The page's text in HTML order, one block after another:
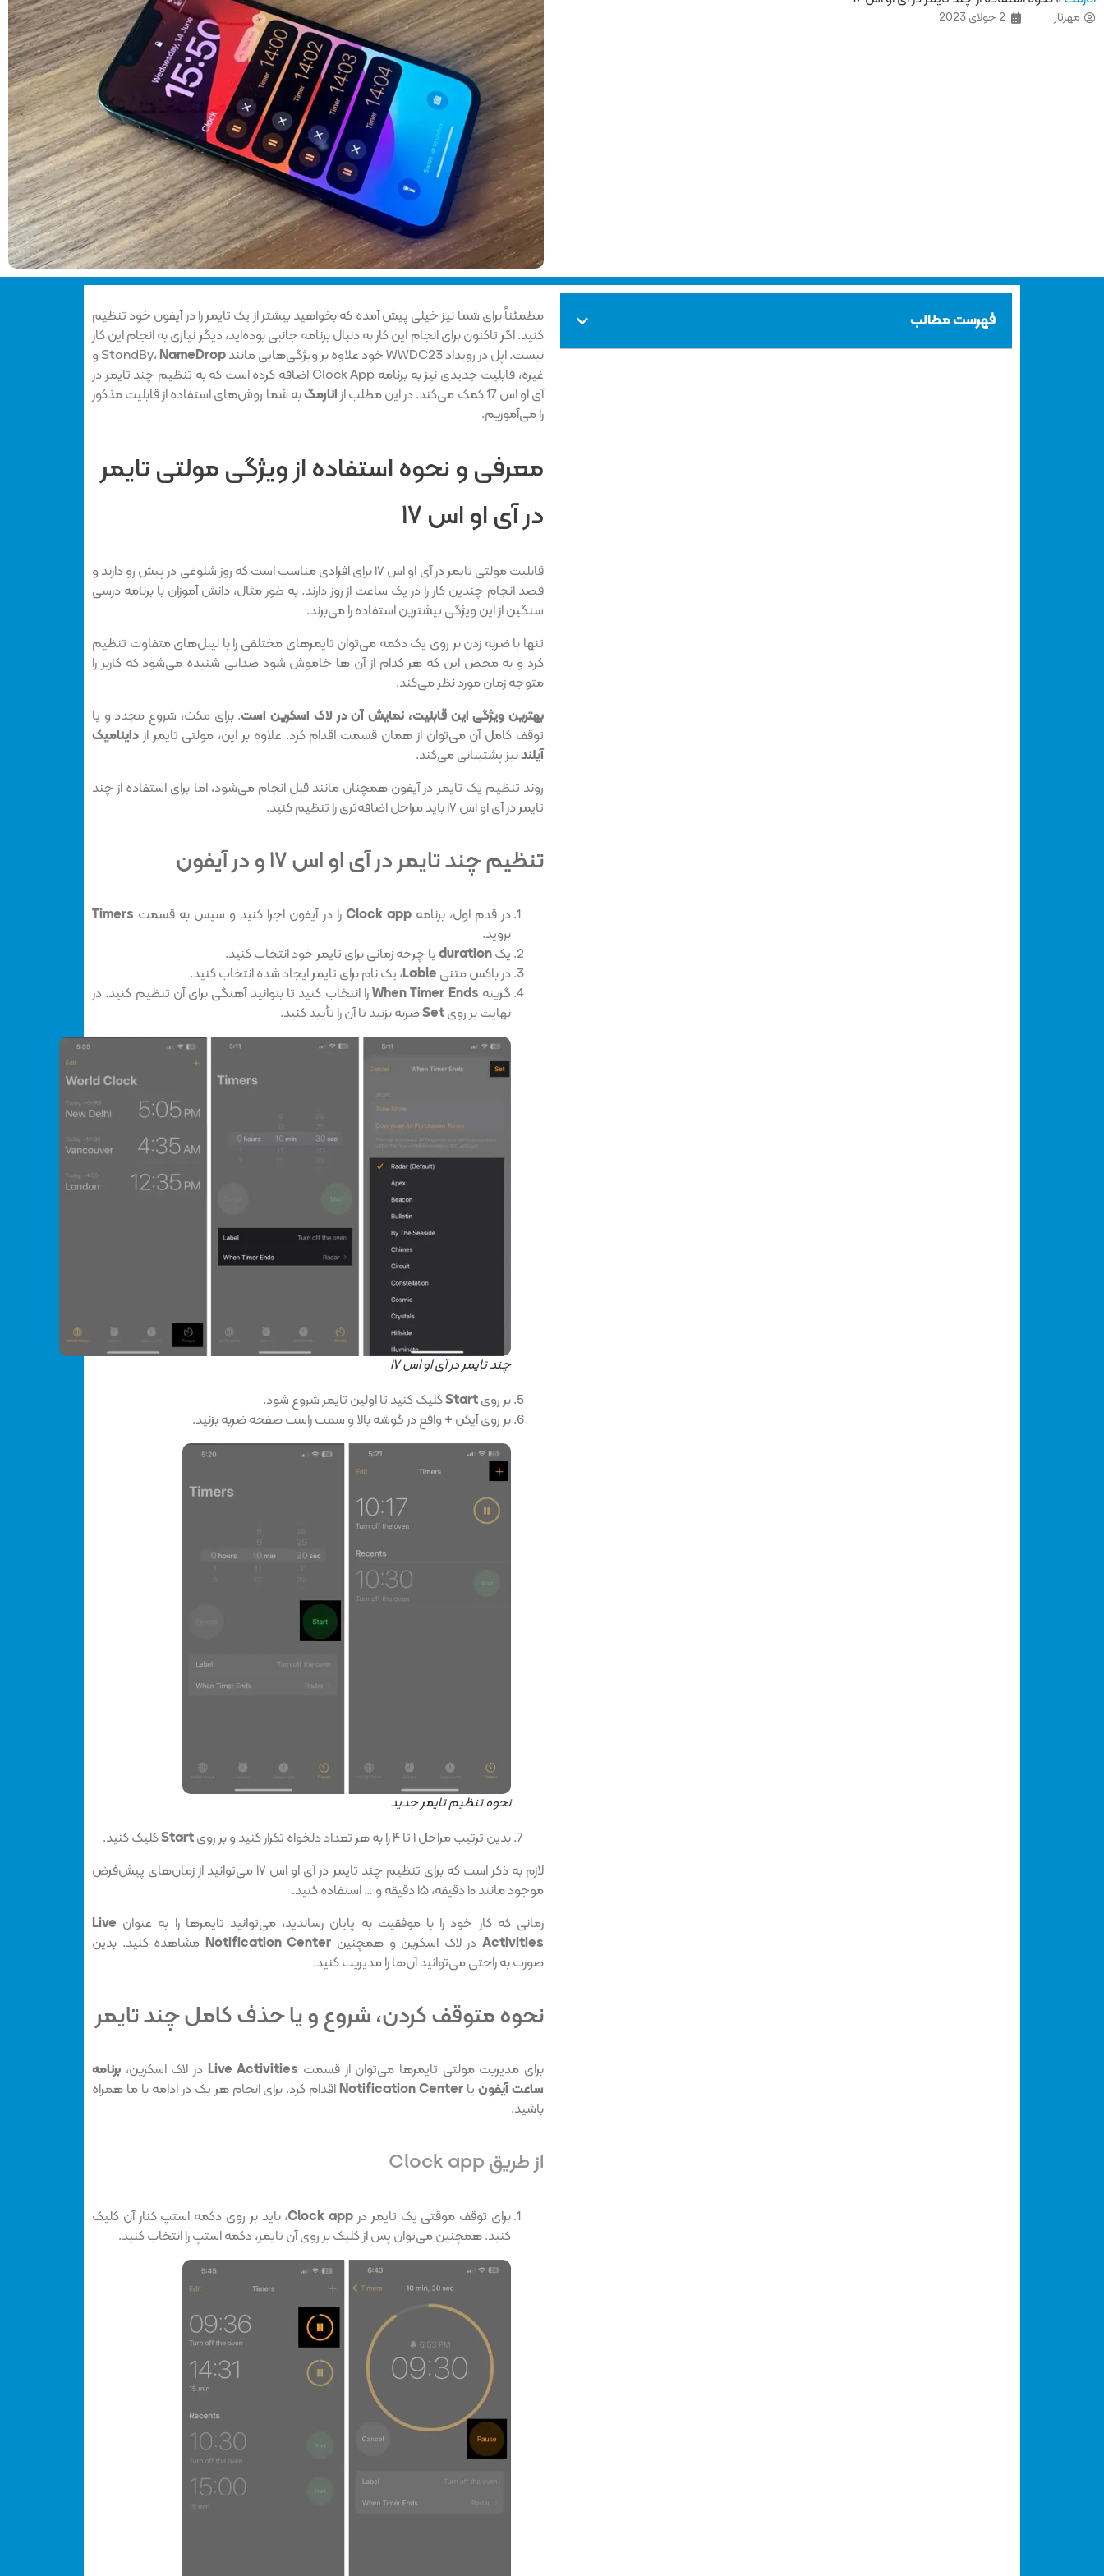
مهرناز 2 جولای 2023
فهرست مطالب
مطمئناً برای شما نیز خیلی پیش آمده که بخواهید بیشتر از یک تایمر را در آیفون خود تنظیم
کنید. اگر تاکنون برای انجام این کار به دنبال برنامه جانبی بوده‌اید، دیگر نیازی به انجام این کار
نیست. اپل در رویداد WWDC23 خود علاوه بر ویژگی‌هایی مانند StandBy،
NameDrop
و
غیره، قابلیت جدیدی نیز به برنامه Clock App اضافه کرده است که به تنظیم چند تایمر در
آی او اس 17 کمک می‌کند. در این مطلب از
انارمگبه شما روش‌های استفاده از قابلیت مذکور
را می‌آموزیم.
معرفی و نحوه استفاده از ویژگی مولتی تایمر
در آی او اس ۱۷
قابلیت مولتی تایمر در آی او اس ۱۷ برای افرادی مناسب است که روز شلوغی در پیش رو دارند و
قصد انجام چندین کار را در یک ساعت از روز دارند. به طور مثال، دانش آموزان با برنامه درسی
سنگین از این ویژگی بیشترین استفاده را می‌برند.
تنها با ضربه زدن بر روی یک دکمه می‌توان تایمرهای مختلفی را با لیبل‌های متفاوت تنظیم
کرد و به محض این که هر کدام از آن ها خاموش شود صدایی شنیده می‌شود که کاربر را
متوجه زمان مورد نظر می‌کند.
بهترین ویژگی این قابلیت، نمایش آن در لاک اسکرین است. برای مکث، شروع مجدد و یا
توقف کامل آن می‌توان از همان قسمت اقدام کرد. علاوه بر این، مولتی تایمر از داینامیک
آیلندنیز پشتیبانی می‌کند.
روند تنظیم یک تایمر در آیفون همچنان مانند قبل انجام می‌شود، اما برای استفاده از چند
تایمر در آی او اس ۱۷ باید مراحل اضافه‌تری را تنظیم کنید.
تنظیم چند تایمر در آی او اس ۱۷ و در آیفون
در قدم اول، برنامه Clock app را در آیفون اجرا کنید و سپس به قسمت Timers
بروید.
یکdurationیا چرخه زمانی برای تایمر خود انتخاب کنید.
در باکس متنی Lable، یک نام برای تایمر ایجاد شده انتخاب کنید.
گزینه When Timer Endsرا انتخاب کنید تا بتوانید آهنگی برای آن تنظیم کنید. در
نهایت بر رویSetضربه بزنید تا آن را تأیید کنید.
چند تایمر در آی او اس ۱۷
بر رویStartکلیک کنید تا اولین تایمر شروع شود.
بر روی آیکن +واقع در گوشه بالا و سمت راست صفحه ضربه بزنید.
نحوه تنظیم تایمر جدید
بدین ترتیب مراحل ۱ تا ۴ را به هر تعداد دلخواه تکرار کنید و بر روی
کلیک کنید.
لازم به ذکر است که برای تنظیم چند تایمر در آی او اس ۱۷ می‌توانید از زمان‌های پیش‌فرض
موجود مانند ۱۰ دقیقه، ۱۵ دقیقه و … استفاده کنید.
زمانی که کار خود را با موفقیت به پایان رساندید، می‌توانید تایمرها را به عنوان Live
Activitiesدر لاک اسکرین و همچنین Notification Center مشاهده کنید. بدین
صورت به راحتی می‌توانید آن‌ها را مدیریت کنید.
نحوه متوقف کردن، شروع و یا حذف کامل چند تایمر
برای مدیریت مولتی تایمرها می‌توان از قسمت Live Activities در لاک اسکرین، برنامه
ساعت آیفونیا Notification Center اقدام کرد. برای انجام هر یک در ادامه با ما همراه
باشید.
از طریق Clock app
برای توقف موقتی یک تایمر در Clock app، باید بر روی دکمه استپ کنار آن کلیک
کنید. همچنین می‌توان پس از کلیک بر روی آن تایمر، دکمه استپ را انتخاب کنید.